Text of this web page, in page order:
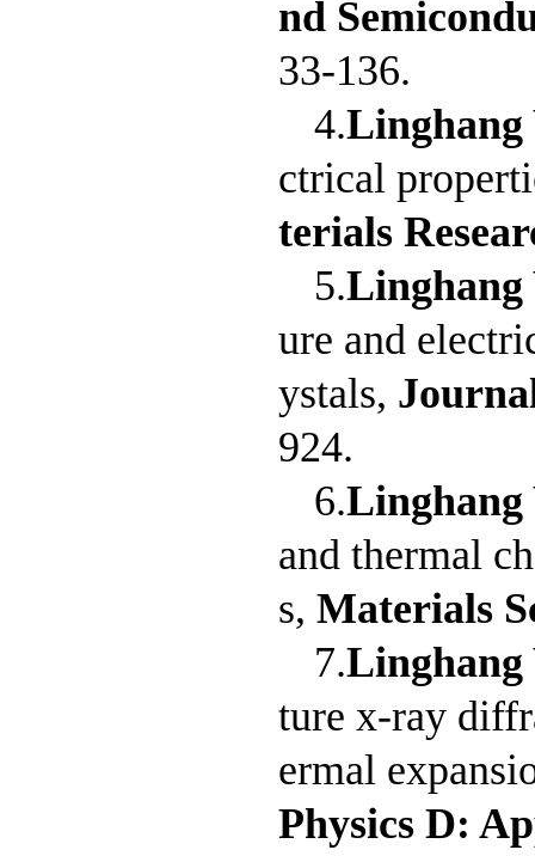
nd
33-136.
4.Linghang
ctrical
terials
5.Linghang
ure and
ystals,
924.
6.Linghang
and thermal
s, Materials
7.Linghang
ture x-ray
ermal
Physics D: